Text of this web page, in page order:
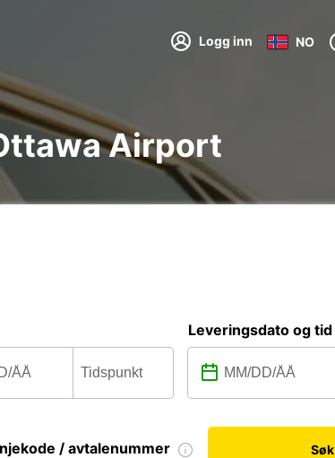
Logg inn NO
Airport
Leveringsdato og tid
/ avtalenummer Søk